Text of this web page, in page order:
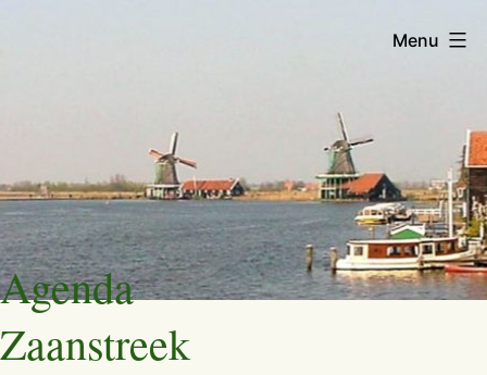
Ga
naar
de
inhoud
Agenda
Zaanstreek
Menu